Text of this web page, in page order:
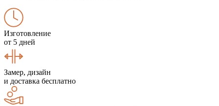
Изготовление
от 5 дней
Замер, дизайн
и доставка бесплатно